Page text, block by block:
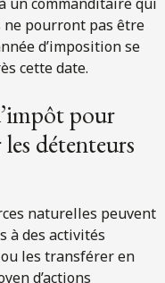
ne pourront pas être
d’imposition se
cette date.
pour
détenteurs
naturelles peuvent
à des activités
les transférer en
d’actions